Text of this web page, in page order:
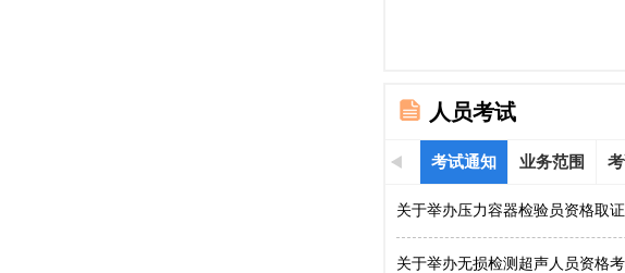
人员考试
考试通知 业务范围
关于举办压力容器检验员资格取
关于举办无损检测超声人员资格